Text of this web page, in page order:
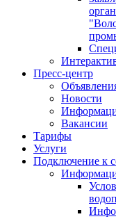
Пресс-центр
Новости
Вакансии
Тарифы
Услуги
Подключение к